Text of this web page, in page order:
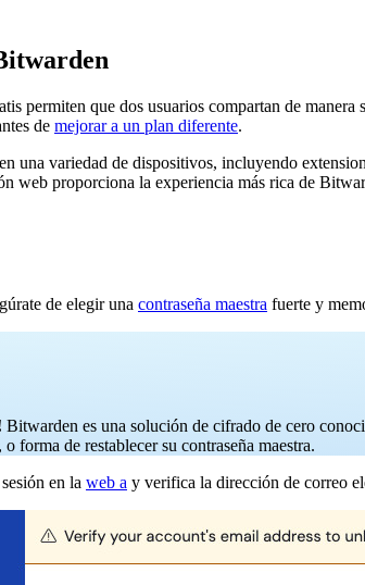
permiten que dos usuarios compartan de
de mejorar a un plan diferente.
una variedad de dispositivos, incluyendo
web proporciona la experiencia más rica de
de elegir una contraseña maestra fuerte y
Bitwarden es una solución de cifrado de cero
forma de restablecer su contraseña maestra.
en la web a y verifica la dirección de correo